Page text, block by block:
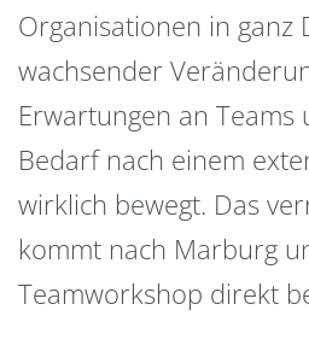
Organisationen in ganz
wachsender
Erwartungen an Teams
Bedarf nach einem
wirklich bewegt. Das
kommt nach Marburg
Teamworkshop direkt